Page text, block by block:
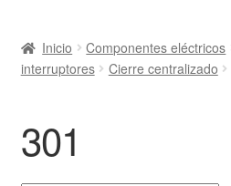
navegación
Caja registradora
Inicio Componentes eléctricos
interruptores
Cierre centralizado
301